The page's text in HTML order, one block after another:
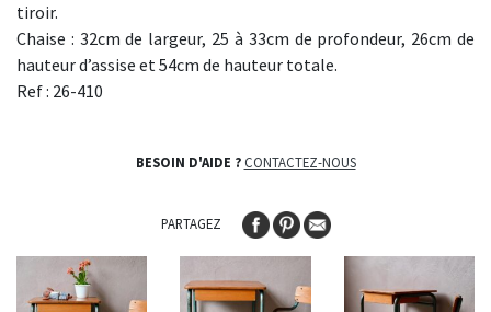
tiroir.
Chaise : 32cm de largeur, 25 à 33cm de profondeur, 26cm de
hauteur d’assise et 54cm de hauteur totale.
Ref : 26-410
BESOIN D'AIDE ? CONTACTEZ-NOUS
PARTAGEZ